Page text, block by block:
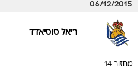
06/12/2015
ריאל סוסיאדד
מחזור 14